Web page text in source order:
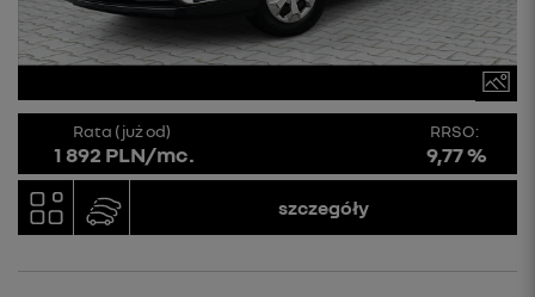
Rata (już od)
1 892 PLN/mc.
RRSO:
9,77 %
szczegóły